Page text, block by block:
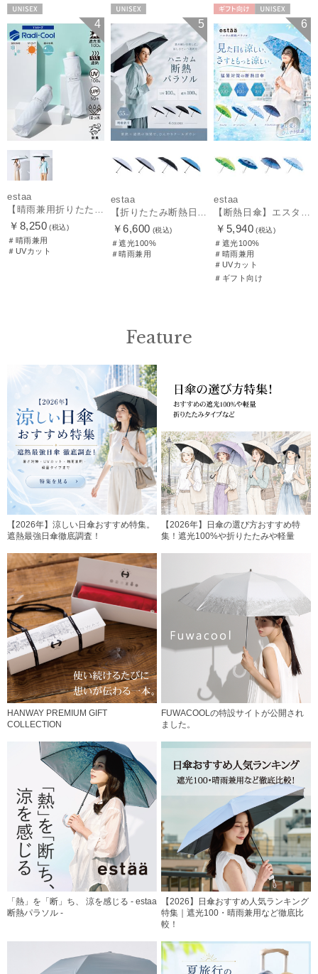
4
estaa
￥8,250 (税込)
＃晴雨兼用
＃UVカット
5
estaa
￥6,600 (税込)
＃遮光100%
＃晴雨兼用
UNISEX 6
estaa
￥5,940 (税込)
＃遮光100%
＃晴雨兼用
＃UVカット
＃ギフト向け
Feature
【2026年】涼しい日傘おすすめ特集。
遮熱最強日傘徹底調査！
【2026年】日傘の選び方おすすめ特
集！遮光100%や折りたたみや軽量
HANWAY PREMIUM GIFT
COLLECTION
FUWACOOLの特設サイトが公開され
ました。
「熱」を「断」ち、 涼を感じる - estaa
断熱パラソル -
【2026】日傘おすすめ人気ランキング
特集｜遮光100・晴雨兼用など徹底比
較！